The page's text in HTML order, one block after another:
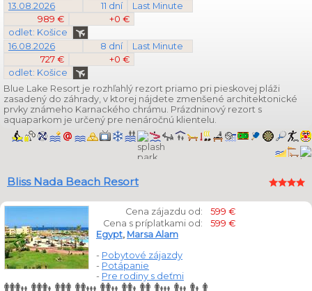
13.08.2026
11 dní
Last Minute
989 €
+0 €
odlet: Košice
16.08.2026
8 dní
Last Minute
727 €
+0 €
odlet: Košice
Blue Lake Resort je rozhľahlý rezort priamo pri pieskovej pláži
zasadený do záhrady, v ktorej nájdete zmenšené architektonické
prvky známeho Karnackého chrámu. Prázdninový rezort s
aquaparkom je určený pre nenáročnú klientelu.
Bliss Nada Beach Resort
Cena zájazdu od:
599 €
Cena s príplatkami od:
599 €
Egypt, Marsa Alam
- Pobytové zájazdy
- Potápanie
- Pre rodiny s deťmi